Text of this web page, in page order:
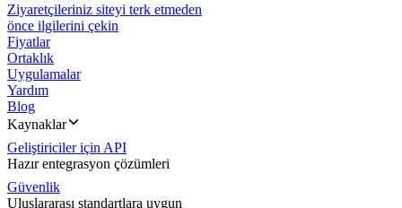
Ziyaretçileriniz siteyi terk etmeden
önce ilgilerini çekin
Fiyatlar
Ortaklık
Uygulamalar
Yardım
Blog
Kaynaklar
Geliştiriciler için API
Hazır entegrasyon çözümleri
Güvenlik
Uluslararası standartlara uygun